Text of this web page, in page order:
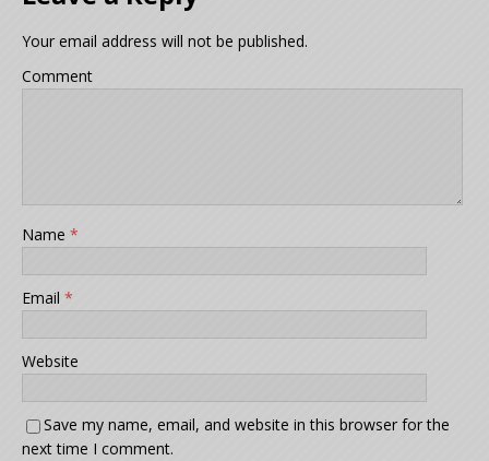
Your email address will not be published.
Comment
Name *
Email *
Website
Save my name, email, and website in this browser for the
next time I comment.